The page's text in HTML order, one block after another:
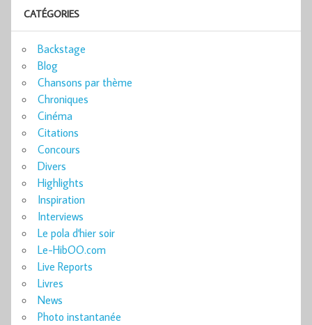
CATÉGORIES
Backstage
Blog
Chansons par thème
Chroniques
Cinéma
Citations
Concours
Divers
Highlights
Inspiration
Interviews
Le pola d'hier soir
Le-HibOO.com
Live Reports
Livres
News
Photo instantanée